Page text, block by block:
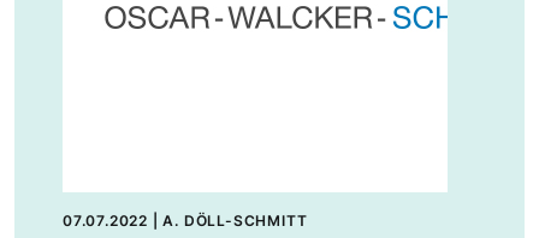
07.07.2022 |A. DÖLL-SCHMITT